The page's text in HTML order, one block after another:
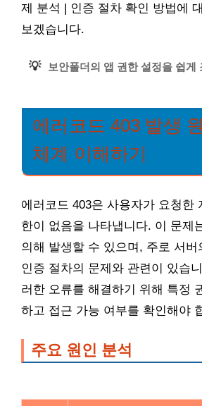
제 분석 | 인증 절차 확인 방법에
보겠습니다.
💡 보안폴더의 앱 권한 설정을 쉽게
에러코드 403 발생
체계 이해하기
에러코드 403은 사용자가 요청한
한이 없음을 나타냅니다. 이 문제
의해 발생할 수 있으며, 주로 서버
인증 절차의 문제와 관련이 있습
러한 오류를 해결하기 위해 특정
하고 접근 가능 여부를 확인해야
주요 원인 분석